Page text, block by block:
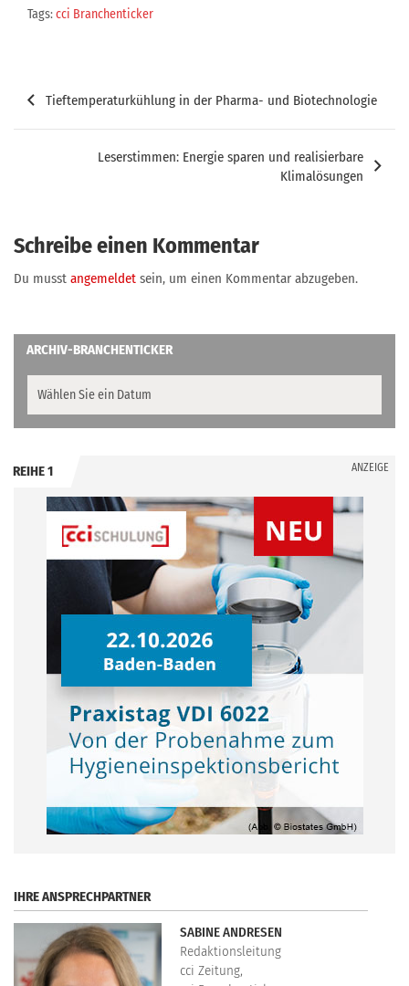
Tags:cci Branchenticker
Beitragsnavigation
Tieftemperaturkühlung in der Pharma- und Biotechnologie
Leserstimmen: Energie sparen und realisierbare
Klimalösungen
Schreibe einen Kommentar
Du musst angemeldet sein, um einen Kommentar abzugeben.
ARCHIV-BRANCHENTICKER
REIHE 1 ANZEIGE
IHRE ANSPRECHPARTNER
SABINE ANDRESEN
Redaktionsleitung
cci Zeitung,